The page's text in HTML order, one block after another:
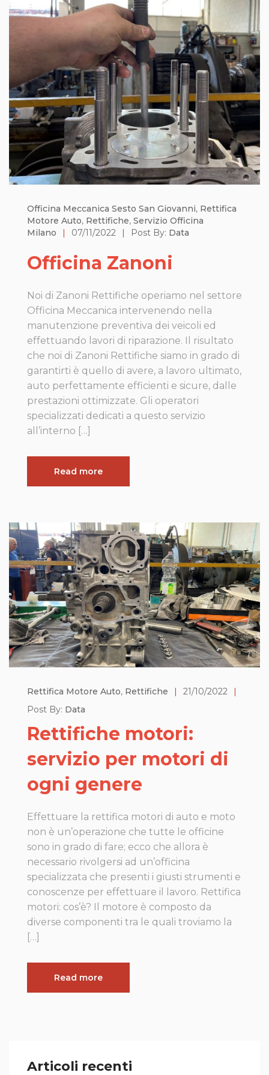
Officina Meccanica Sesto San Giovanni, Rettifica
Motore Auto, Rettifiche, Servizio Officina
Milano
| 07/11/2022 | Post By: Data
Officina Zanoni
Noi di Zanoni Rettifiche operiamo nel settore
Officina Meccanica intervenendo nella
manutenzione preventiva dei veicoli ed
effettuando lavori di riparazione. Il risultato
che noi di Zanoni Rettifiche siamo in grado di
garantirti è quello di avere, a lavoro ultimato,
auto perfettamente efficienti e sicure, dalle
prestazioni ottimizzate. Gli operatori
specializzati dedicati a questo servizio
all’interno […]
Read more
Rettifica Motore Auto, Rettifiche | 21/10/2022
|
Post By: Data
Rettifiche motori:
servizio per motori di
ogni genere
Effettuare la rettifica motori di auto e moto
non è un’operazione che tutte le officine
sono in grado di fare; ecco che allora è
necessario rivolgersi ad un’officina
specializzata che presenti i giusti strumenti e
conoscenze per effettuare il lavoro. Rettifica
motori: cos’è? Il motore è composto da
diverse componenti tra le quali troviamo la
[…]
Read more
Articoli recenti